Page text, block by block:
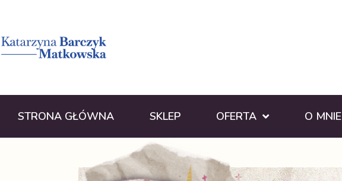
STRONA GŁÓWNA SKLEP OFERTA O MNIE